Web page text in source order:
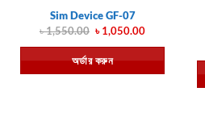
Sim Device GF-07
৳1,550.00 Original
price
was:
৳ 1,550.00.
৳1,050.00Current
is:
৳ 1,050.00.
অর্ডার করুন